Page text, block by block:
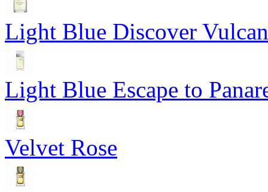
Light Blue Discover
Light Blue Escape to
Velvet Rose